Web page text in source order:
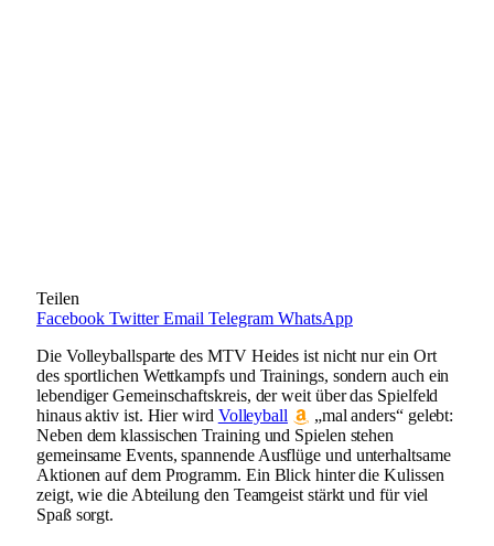
Teilen
Facebook Twitter Email Telegram WhatsApp
Die Volleyballsparte des MTV Heides ist nicht nur ein Ort
des sportlichen Wettkampfs und Trainings, sondern auch ein
lebendiger Gemeinschaftskreis, der weit über das Spielfeld
hinaus aktiv ist. Hier wird Volleyball
„mal anders“ gelebt:
Neben dem klassischen Training und Spielen stehen
gemeinsame Events, spannende Ausflüge und unterhaltsame
Aktionen auf dem Programm. Ein Blick hinter die Kulissen
zeigt, wie die Abteilung den Teamgeist stärkt und für viel
Spaß sorgt.